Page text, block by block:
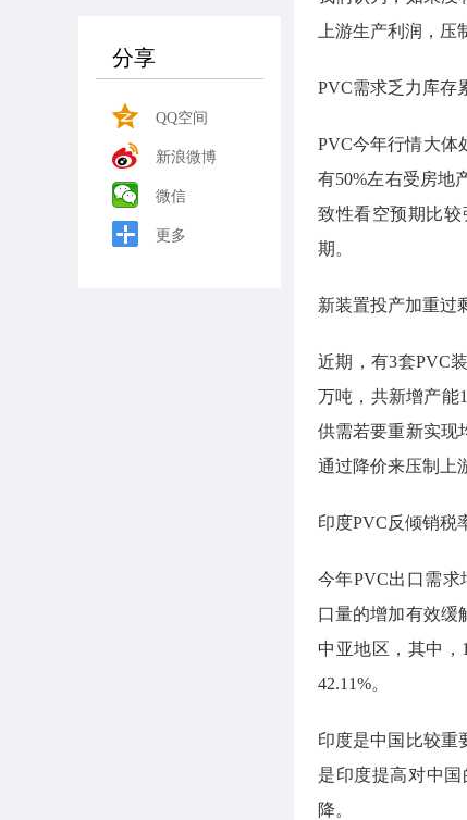
分享
QQ空间
新浪微博
微信
更多
上游生产利润，压
PVC需求乏力库存
PVC今年行情大体
有50%左右受房地
致性看空预期比
期。
新装置投产加重过
近期，有3套PVC
万吨，共新增产能
供需若要重新实现
通过降价来压制上
印度PVC反倾销税
今年PVC出口需求
口量的增加有效缓
中亚地区，其中
42.11%。
印度是中国比较重
是印度提高对中
降。